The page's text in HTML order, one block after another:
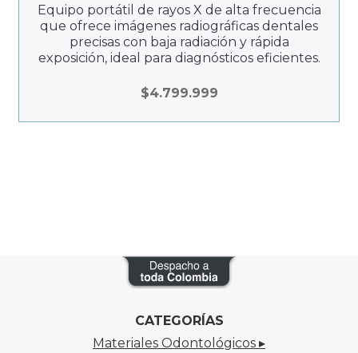
Equipo portátil de rayos X de alta frecuencia
que ofrece imágenes radiográficas dentales
precisas con baja radiación y rápida
exposición, ideal para diagnósticos eficientes.
$4.799.999
CATEGORÍAS
Materiales Odontológicos ▸